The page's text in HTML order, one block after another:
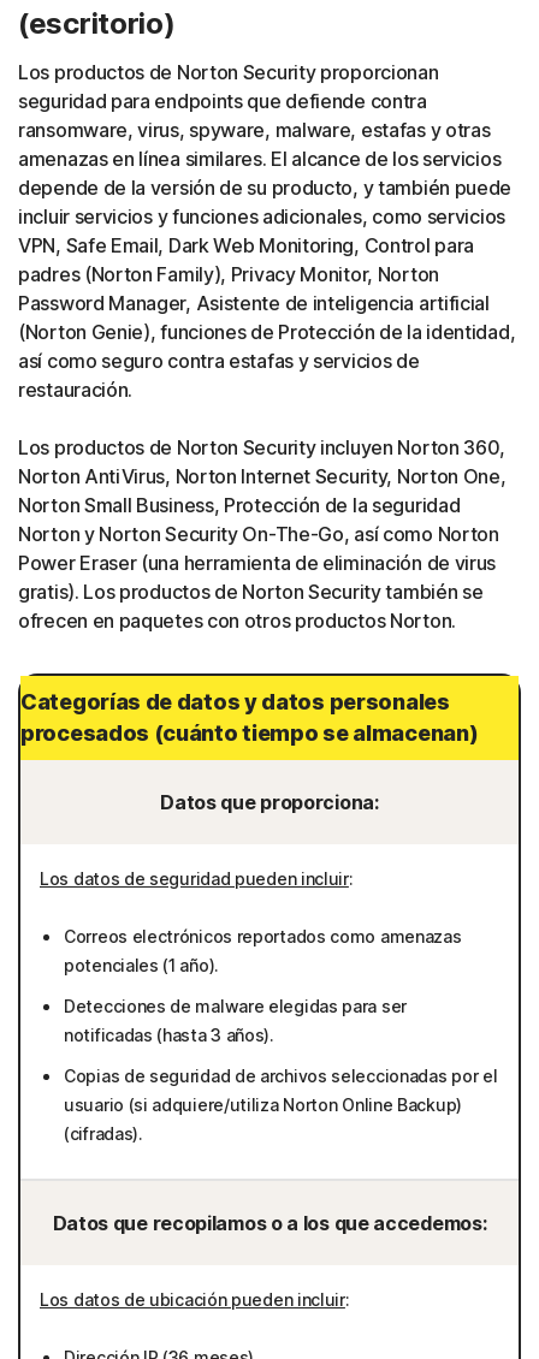
(escritorio)
Los productos de Norton Security proporcionan
seguridad para endpoints que defiende contra
ransomware, virus, spyware, malware, estafas y otras
amenazas en línea similares. El alcance de los servicios
depende de la versión de su producto, y también puede
incluir servicios y funciones adicionales, como servicios
VPN, Safe Email, Dark Web Monitoring, Control para
padres (Norton Family), Privacy Monitor, Norton
Password Manager, Asistente de inteligencia artificial
(Norton Genie), funciones de Protección de la identidad,
así como seguro contra estafas y servicios de
restauración.
Los productos de Norton Security incluyen Norton 360,
Norton AntiVirus, Norton Internet Security, Norton One,
Norton Small Business, Protección de la seguridad
Norton y Norton Security On-The-Go, así como Norton
Power Eraser (una herramienta de eliminación de virus
gratis). Los productos de Norton Security también se
ofrecen en paquetes con otros productos Norton.
Categorías de datos y datos personales
procesados (cuánto tiempo se almacenan)
Datos que proporciona:
Los datos de seguridad pueden incluir:
Correos electrónicos reportados como amenazas
potenciales (1 año).
Detecciones de malware elegidas para ser
notificadas (hasta 3 años).
Copias de seguridad de archivos seleccionadas por el
usuario (si adquiere/utiliza Norton Online Backup)
(cifradas).
Datos que recopilamos o a los que accedemos:
Los datos de ubicación pueden incluir: